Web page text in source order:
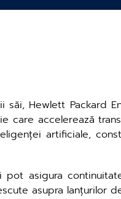
Hewlett Packard
accelerează
artificiale,
asigura
asupra lanțurilor